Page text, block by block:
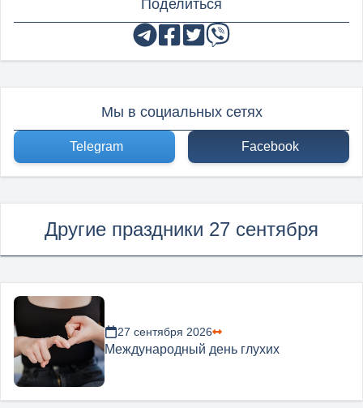
Поделиться
Мы в социальных сетях
Telegram Facebook
Другие праздники 27 сентября
27 сентября 2026
Международный день глухих